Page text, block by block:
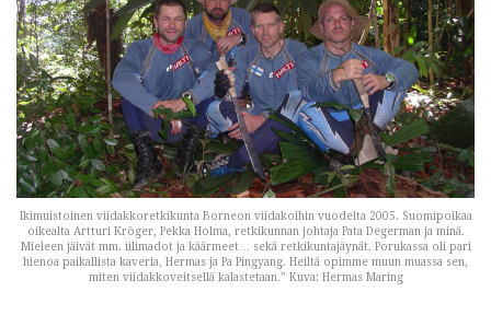
Ikimuistoinen viidakkoretkikunta Borneon viidakoihin vuodelta 2005. Suomipoikaa
oikealta Artturi Kröger, Pekka Holma, retkikunnan johtaja Pata Degerman ja minä.
Mieleen jäivät mm. iilimadot ja käärmeet… sekä retkikuntajäynät. Porukassa oli pari
hienoa paikallista kaveria, Hermas ja Pa Pingyang. Heiltä opimme muun muassa sen,
miten viidakkoveitsellä kalastetaan.” Kuva: Hermas Maring